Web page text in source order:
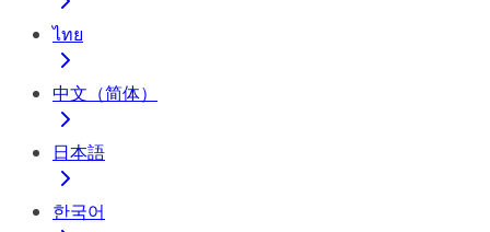
ไทย
中文（简体）
日本語
한국어